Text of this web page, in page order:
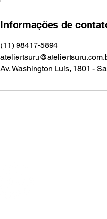
Informações de
(11) 98417-5894
Av. Washington Luís, 1801 -